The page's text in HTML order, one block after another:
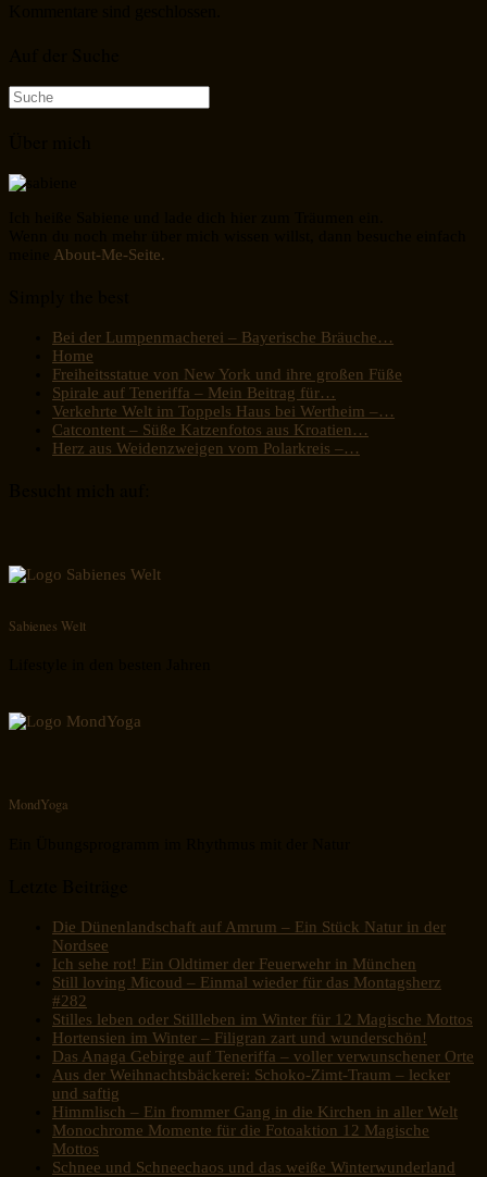
Suche
nach:
About-Me-Seite.
Bei der Lumpenmacherei – Bayerische Bräuche…
Home
Freiheitsstatue von New York und ihre großen Füße
Spirale auf Teneriffa – Mein Beitrag für…
Verkehrte Welt im Toppels Haus bei Wertheim –…
Catcontent – Süße Katzenfotos aus Kroatien…
Herz aus Weidenzweigen vom Polarkreis –…
Sabienes Welt
MondYoga
Die Dünenlandschaft auf Amrum – Ein Stück Natur in der
Nordsee
Ich sehe rot! Ein Oldtimer der Feuerwehr in München
Still loving Micoud – Einmal wieder für das Montagsherz
#282
Stilles leben oder Stillleben im Winter für 12 Magische Mottos
Hortensien im Winter – Filigran zart und wunderschön!
Das Anaga Gebirge auf Teneriffa – voller verwunschener Orte
Aus der Weihnachtsbäckerei: Schoko-Zimt-Traum – lecker
und saftig
Himmlisch – Ein frommer Gang in die Kirchen in aller Welt
Monochrome Momente für die Fotoaktion 12 Magische
Mottos
Schnee und Schneechaos und das weiße Winterwunderland